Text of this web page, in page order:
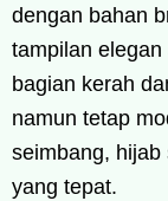
dengan bahan
tampilan
bagian kerah
namun tetap
seimbang,
yang tepat.